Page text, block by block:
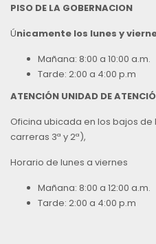
PISO DE LA GOBERNACION
Únicamente los lunes y
Mañana: 8:00 a 10:00 a.m.
Tarde: 2:00 a 4:00 p.m
ATENCIÓN UNIDAD DE
Oficina ubicada en los bajos de
carreras 3ª y 2ª),
Horario de lunes a viernes
Mañana: 8:00 a 12:00 a.m.
Tarde: 2:00 a 4:00 p.m